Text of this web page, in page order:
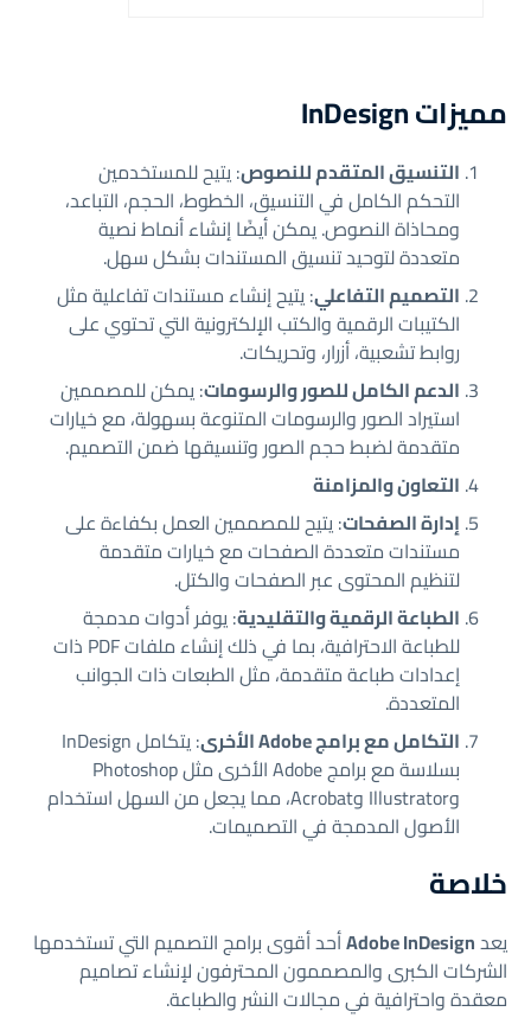
مميزات InDesign
التنسيق المتقدم للنصوص: يتيح للمستخدمين
التحكم الكامل في التنسيق، الخطوط، الحجم، التباعد،
ومحاذاة النصوص. يمكن أيضًا إنشاء أنماط نصية
متعددة لتوحيد تنسيق المستندات بشكل سهل.
التصميم التفاعلي: يتيح إنشاء مستندات تفاعلية مثل
الكتيبات الرقمية والكتب الإلكترونية التي تحتوي على
روابط تشعبية، أزرار، وتحريكات.
الدعم الكامل للصور والرسومات: يمكن للمصممين
استيراد الصور والرسومات المتنوعة بسهولة، مع خيارات
متقدمة لضبط حجم الصور وتنسيقها ضمن التصميم.
التعاون والمزامنة
إدارة الصفحات: يتيح للمصممين العمل بكفاءة على
مستندات متعددة الصفحات مع خيارات متقدمة
لتنظيم المحتوى عبر الصفحات والكتل.
الطباعة الرقمية والتقليدية: يوفر أدوات مدمجة
للطباعة الاحترافية، بما في ذلك إنشاء ملفات PDF ذات
إعدادات طباعة متقدمة، مثل الطبعات ذات الجوانب
المتعددة.
التكامل مع برامج Adobe الأخرى
: يتكامل InDesign
بسلاسة مع برامج Adobe الأخرى مثل Photoshop
وIllustrator وAcrobat، مما يجعل من السهل استخدام
الأصول المدمجة في التصميمات.
خلاصة
يعدAdobe InDesignأحد أقوى برامج التصميم التي تستخدمها
الشركات الكبرى والمصممون المحترفون لإنشاء تصاميم
معقدة واحترافية في مجالات النشر والطباعة.